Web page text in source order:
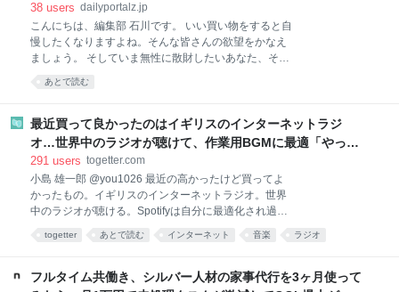
麻婆豆腐が味わえるのがこちらの商品です。 熱湯で約
4〜5分あたためて（電子レンジであたためる場合は
500Wで約2分）、ご飯にかけるだけ。初めて食べたと
きは、正
38 users dailyportalz.jp
こんにちは、編集部 石川です。 いい買い物をすると自
慢したくなりますよね。そんな皆さんの欲望をかなえ
ましょう。 そしていま無性に散財したいあなた、そん
主義の手先となった我々人類にもたらされる癒しのひ
もの」です。 ただいまAmazonが7/13(月)いっぱいま
で、プライムデーの大型セール中（現在は先行セー
ル）なので、琴線に触れた方はどしどしお買い求めく
ださい。 ※このページのリンクからご購入いただくと
一部収益がサイトに還元され運営費になります。あり
がとうございます！
あとで読む
最近買って良かったのはイギリスのインターネットラジ
オ…世界中のラジオが聴けて、作業用BGMに最適「やっぱ
り物理的な機械」「この質感で鎮座してくれるのがいい」
291 users togetter.com
小島 雄一郎 @you1026 最近の高かったけど買ってよ
かったもの。イギリスのインターネットラジオ。世界
中のラジオが聴ける。Spotifyは自分に最適化され過ぎ
と、その国の雰囲気とかと一緒に音楽が流れてくる。
こっちがいい。 pic.x.com/Qf4rbfrpij 2026-06-28
togetter あとで読む インターネット 音楽 ラジオ
フルタイム共働き、シルバー人材の家事代行を3ヶ月使って